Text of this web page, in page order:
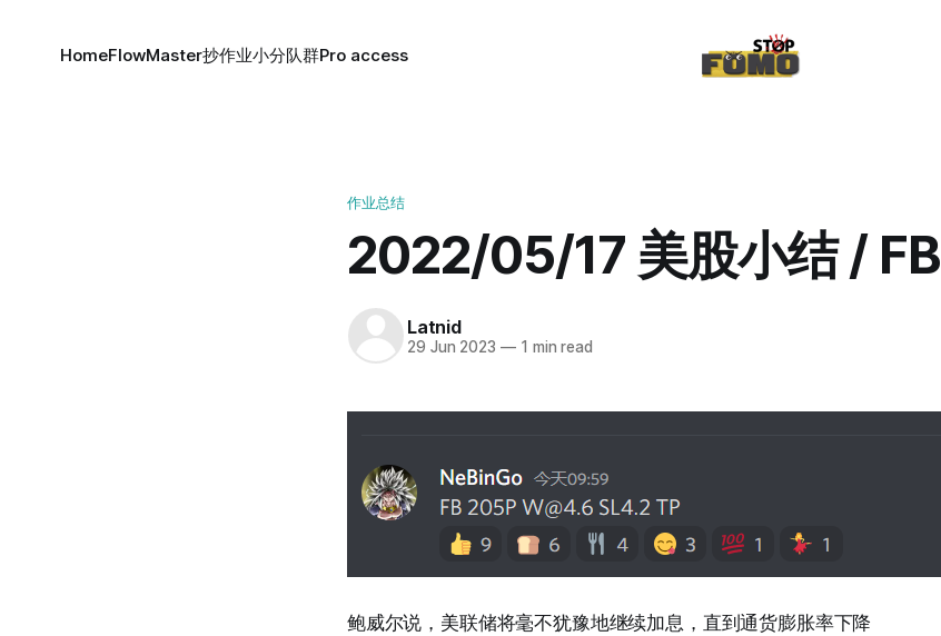
HomeFlowMaster抄作业小分队群Pro access
作业总结
2022/05/17 美股小结 / FB
Latnid
29 Jun 2023 —1 min read
鲍威尔说，美联储将毫不犹豫地继续加息，直到通货膨胀率下降